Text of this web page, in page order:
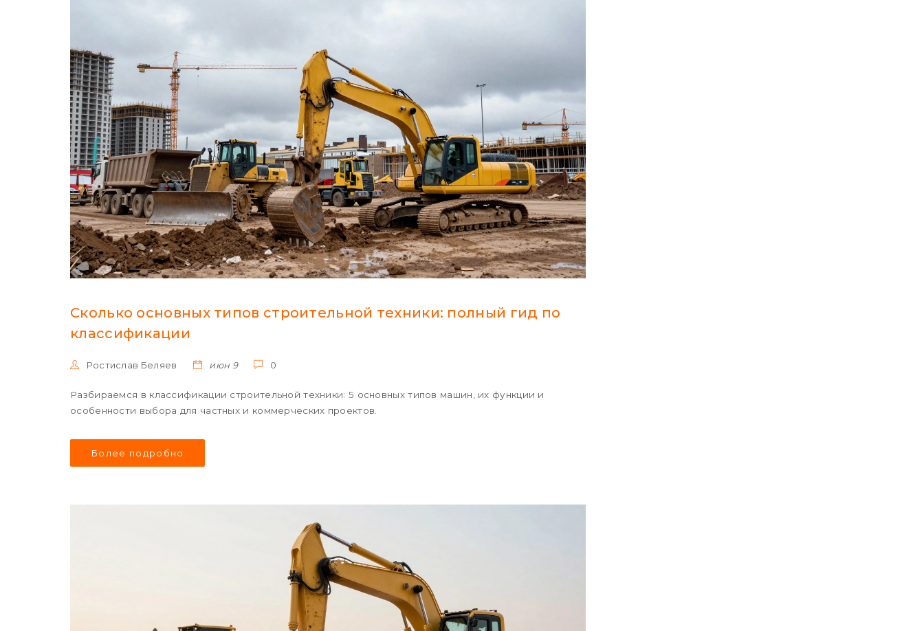
Сколько основных типов строительной техники: полный гид по
классификации
Ростислав Беляев июн 9 0
Разбираемся в классификации строительной техники: 5 основных типов машин, их функции и
особенности выбора для частных и коммерческих проектов.
Более подробно